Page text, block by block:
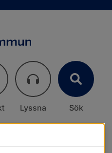
Lyssna Sök